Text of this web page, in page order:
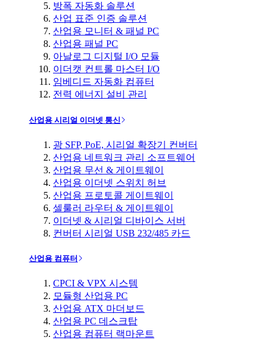
방폭 자동화 솔루션
산업 표준 인증 솔루션
산업용 모니터 & 패널 PC
산업용 패널 PC
아날로그 디지털 I/O 모듈
이더캣 컨트롤 마스터 I/O
임베디드 자동화 컴퓨터
전력 에너지 설비 관리
산업용 시리얼 이더넷 통신
광 SFP, PoE, 시리얼 확장기 컨버터
산업용 네트워크 관리 소프트웨어
산업용 무선 & 게이트웨이
산업용 이더넷 스위치 허브
산업용 프로토콜 게이트웨이
셀룰러 라우터 & 게이트웨이
이더넷 & 시리얼 디바이스 서버
컨버터 시리얼 USB 232/485 카드
산업용 컴퓨터
CPCI & VPX 시스템
모듈형 산업용 PC
산업용 ATX 마더보드
산업용 PC 데스크탑
산업용 컴퓨터 랙마운트